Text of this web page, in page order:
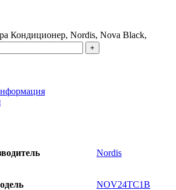
Кондиционер, Nordis, Nova Black,
Nordis
NOV24TC1B